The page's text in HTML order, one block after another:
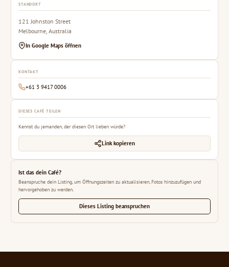
STANDORT
121 Johnston Street
Melbourne, Australia
In Google Maps öffnen
KONTAKT
+61 3 9417 0006
DIESES CAFÉ TEILEN
Kennst du jemanden, der diesen Ort lieben würde?
Link kopieren
Ist das dein Café?
Beanspruche dein Listing, um Öffnungszeiten zu aktualisieren, Fotos hinzuzufügen und
hervorgehoben zu werden.
Dieses Listing beanspruchen